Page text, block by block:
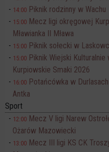
14:00 Piknik rodzinny w Wachu
15:00 Mecz ligi okręgowej
Mławianka II Mława
15:00 Piknik sołecki w
15:00 Piknik Wiejski
Kurpiowskie Smaki 2026
16:00 Potańcówka w
Antka
Sport
12:00 Mecz V ligi Narew
Ożarów Mazowiecki
13:00 Mecz III ligi KS CK